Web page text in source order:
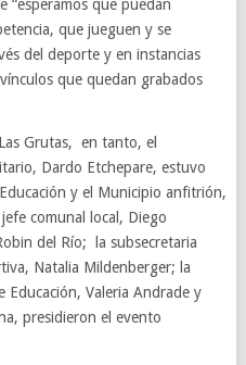
“esperamos que puedan
que jueguen y se
del deporte y en instancias
que quedan grabados
Grutas, en tanto, el
Dardo Etchepare, estuvo
y el Municipio anfitrión,
comunal local, Diego
del Río; la subsecretaria
Natalia Mildenberger; la
Educación, Valeria Andrade y
presidieron el evento